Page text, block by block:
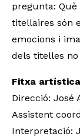
pregunta:
titellaires són
emocions i
dels titelles
Fitxa
Direcció: José
Assistent
Interpretació: